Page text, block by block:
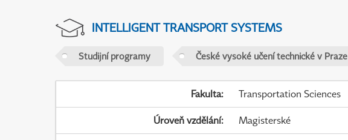
INTELLIGENT TRANSPORT SYSTEMS
Studijní programy České vysoké učení technické v Praze
Fakulta: Transportation Sciences
Úroveň vzdělání: Magisterské